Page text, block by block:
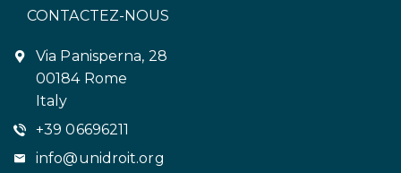
CONTACTEZ-NOUS
Via Panisperna, 28
00184 Rome
Italy
+39 06696211
info@unidroit.org